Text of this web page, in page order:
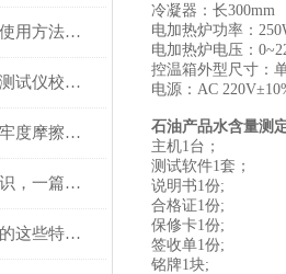
导尿管耐弯曲性测试仪使用方法与操作规范
人工血管探头破裂强度测试仪校准规范：精准赋能医疗安全的技术基准
教你怎样正确的操作色牢度摩擦测试机
细菌过滤测试仪基础知识，一篇搞定
织物感应式静电测检仪的这些特点很少有人都知道
冷凝器：长300mm
电加热炉功率：
电加热炉电压：
控温箱外型尺寸：
电源：AC
石油产品水含量测
主机1台；
测试软件1套；
说明书1份;
合格证1份;
保修卡1份;
签收单1份;
铭牌1块;